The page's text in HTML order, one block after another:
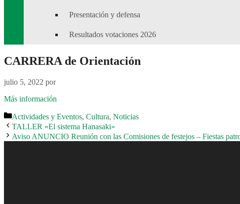
Presentación y defensa
Resultados votaciones 2026
CARRERA de Orientación
julio 5, 2022 por
Más información
Categorías
Actividades y Eventos, Cultura, Noticias
TALLER «El sistema Hanasaki»
Aviso ANUNCIO Reunión con las Comisiones de festejos – Fiestas